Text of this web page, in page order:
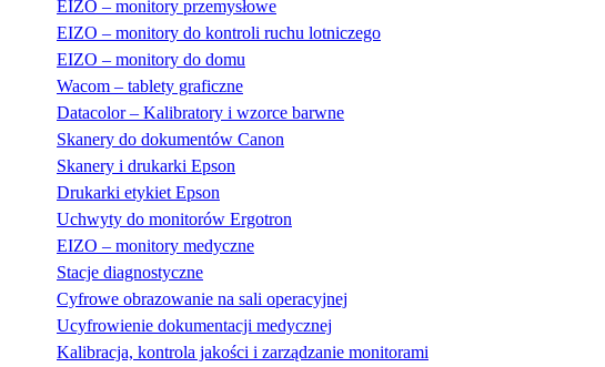
EIZO – monitory przemysłowe
EIZO – monitory do kontroli ruchu lotniczego
EIZO – monitory do domu
Wacom – tablety graficzne
Datacolor – Kalibratory i wzorce barwne
Skanery do dokumentów Canon
Skanery i drukarki Epson
Drukarki etykiet Epson
Uchwyty do monitorów Ergotron
EIZO – monitory medyczne
Stacje diagnostyczne
Cyfrowe obrazowanie na sali operacyjnej
Ucyfrowienie dokumentacji medycznej
Kalibracja, kontrola jakości i zarządzanie monitorami